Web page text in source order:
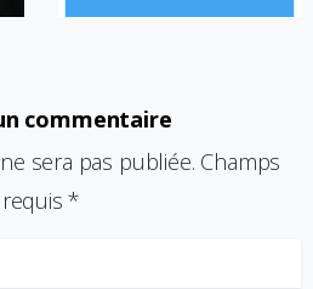
commentaire
sera pas publiée. Champs
requis *